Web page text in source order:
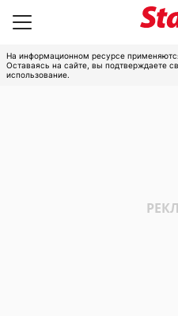
На информационном ресурсе
Оставаясь на сайте, вы подтверждаете
использование.